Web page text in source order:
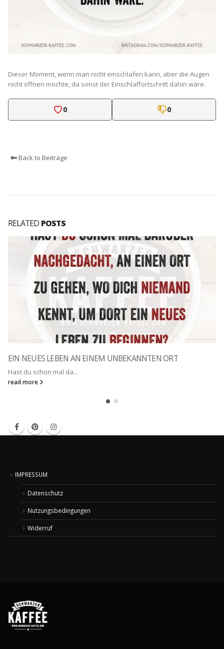
Dieser Moment, wenn man nicht einschlafen kann, aber die Augen
nicht öffnen möchte, da sonst der Einschlaffortschritt dahin wäre.
0 0
Back to Beiträge
RELATED POSTS
EIN NEUES LEBEN AN EINEM UNBEKANNTEN ORT
Hast du schon mal da...
read more
IMPRESSUM
Datenschutz
Nutzungsbedingungen
Widerruf